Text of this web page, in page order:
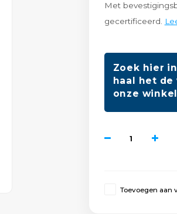
Met
gecertificeerd.
Zoek hier
haal het de
onze
Toevoegen aan